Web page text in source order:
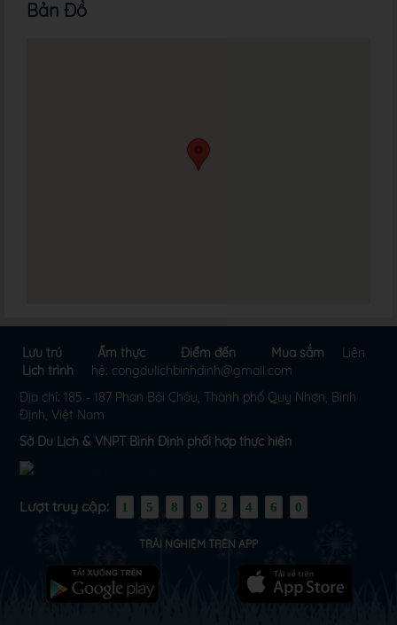
Bản Đồ
Lưu trú Ẩm thực Điểm đến
Mua sắm
Lịch trình
Liên
hệ: congdulichbinhdinh@gmail.com
Địa chỉ: 185 - 187 Phan Bội Châu, Thành phố Quy Nhơn, Bình
Định, Việt Nam
Sở Du Lịch & VNPT Bình Định phối hợp thực hiện
Lượt truy cập: 1 5 8 9 2 4 6 0
TRẢI NGHIỆM TRÊN APP